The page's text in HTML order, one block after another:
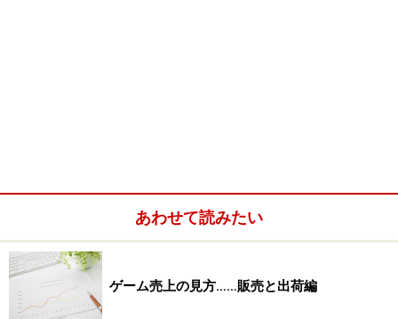
あわせて読みたい
ゲーム売上の見方……販売と出荷編